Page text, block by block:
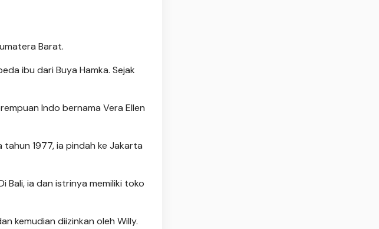
Barat.
ibu dari Buya Hamka. Sejak
Indo bernama Vera Ellen
1977, ia pindah ke Jakarta
Bali, ia dan istrinya memiliki toko
kemudian diizinkan oleh Willy.